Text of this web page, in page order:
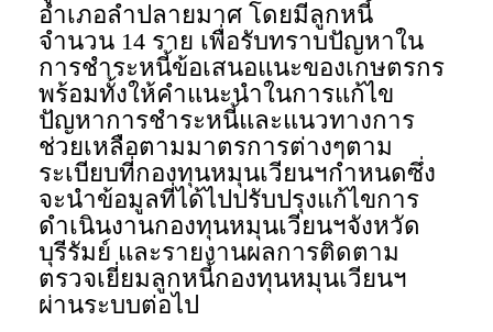
อำเภอลำปลายมาศ โดยมีลูกหนี้
จำนวน 14 ราย เพื่อรับทราบปัญหาใน
การชำระหนี้ข้อเสนอแนะของเกษตรกร
พร้อมทั้งให้คำแนะนำในการแก้ไข
ปัญหาการชำระหนี้และแนวทางการ
ช่วยเหลือตามมาตรการต่างๆตาม
ระเบียบที่กองทุนหมุนเวียนฯกำหนดซึ่ง
จะนำข้อมูลที่ได้ไปปรับปรุงแก้ไขการ
ดำเนินงานกองทุนหมุนเวียนฯจังหวัด
บุรีรัมย์ และรายงานผลการติดตาม
ตรวจเยี่ยมลูกหนี้กองทุนหมุนเวียนฯ
ผ่านระบบต่อไป